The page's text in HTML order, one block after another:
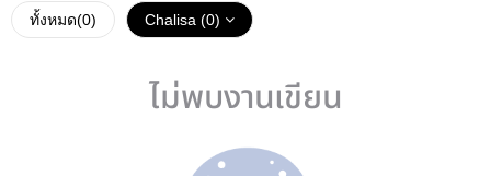
ทั้งหมด(0) Chalisa (0)
ไม่พบงานเขียน